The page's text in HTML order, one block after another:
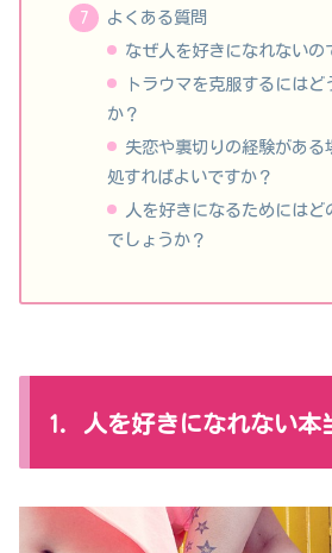
よくある質問
なぜ人を好きになれないの
トラウマを克服するには
か？
失恋や裏切りの経験がある
処すればよいですか？
人を好きになるためには
でしょうか？
1. 人を好きになれない本